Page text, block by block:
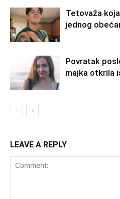
Tetovaža
jednog
Povratak
majka otkrila
LEAVE A REPLY